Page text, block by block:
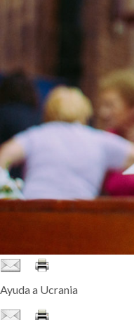
Ayuda a Ucrania